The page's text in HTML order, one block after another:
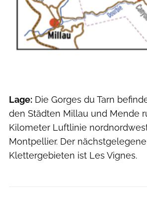
Lage: Die Gorges du Tarn
den Städten Millau und Mende
Kilometer Luftlinie
Montpellier. Der
Klettergebieten ist Les Vignes.